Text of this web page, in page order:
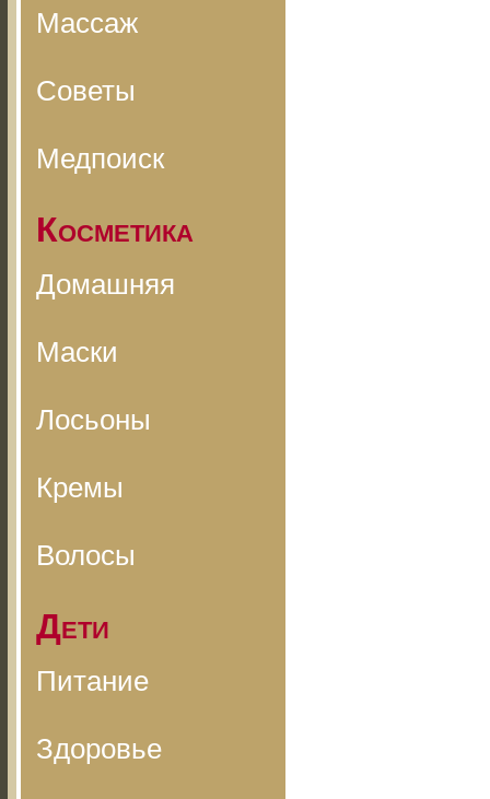
Массаж
Советы
Медпоиск
Косметика
Домашняя
Маски
Лосьоны
Кремы
Волосы
Дети
Питание
Здоровье